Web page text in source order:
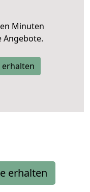
Minuten
erhalten
erhalten